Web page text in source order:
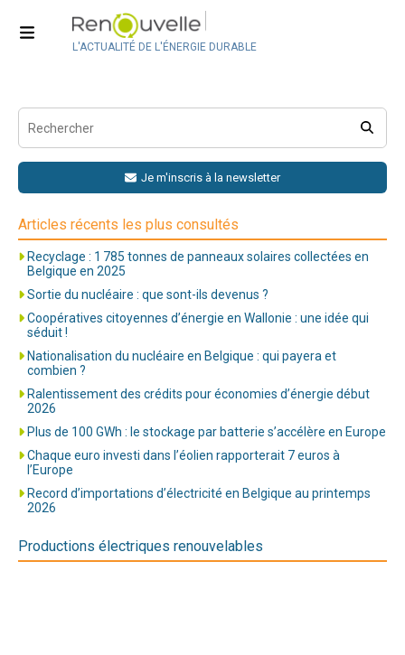
L'ACTUALITÉ DE L'ÉNERGIE DURABLE
Webinaire
Pagination
Previous1 2 3 Suivant
Je m'inscris à la newsletter
Articles récents les plus consultés
Recyclage : 1 785 tonnes de panneaux solaires collectées en
Belgique en 2025
Sortie du nucléaire : que sont-ils devenus ?
Coopératives citoyennes d’énergie en Wallonie : une idée qui
séduit !
Nationalisation du nucléaire en Belgique : qui payera et
combien ?
Ralentissement des crédits pour économies d’énergie début
2026
Plus de 100 GWh : le stockage par batterie s’accélère en Europe
Chaque euro investi dans l’éolien rapporterait 7 euros à
l’Europe
Record d’importations d’électricité en Belgique au printemps
2026
Productions électriques renouvelables